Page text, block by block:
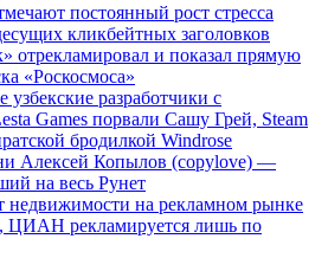
постоянный рост стресса
кликбейтных заголовков
отрекламировал и показал прямую
«Роскосмоса»
узбекские разработчики с
Games порвали Сашу Грей, Steam
бродилкой Windrose
Алексей Копылов (copylove) —
на весь Рунет
недвижимости на рекламном рынке
ЦИАН рекламируется лишь по